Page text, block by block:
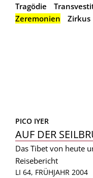
Tragödie
Zeremonien
Zirkus
PICO IYER
AUF DER
Das Tibet von heute
Reisebericht
LI 64, FRÜHJAHR 2004